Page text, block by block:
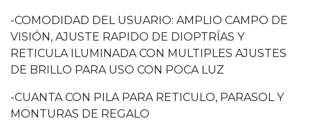
-COMODIDAD DEL USUARIO: AMPLIO CAMPO DE
VISIÓN, AJUSTE RAPIDO DE DIOPTRÍAS Y
RETICULA ILUMINADA CON MULTIPLES AJUSTES
DE BRILLO PARA USO CON POCA LUZ
-CUANTA CON PILA PARA RETICULO, PARASOL Y
MONTURAS DE REGALO